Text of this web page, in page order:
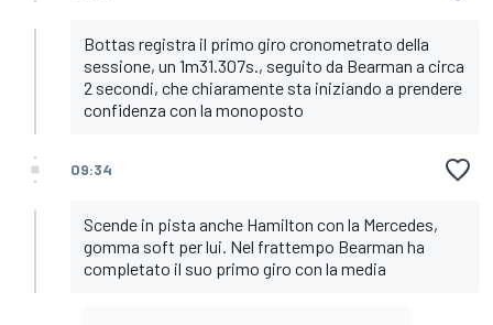
Bottas registra il primo giro cronometrato della
sessione, un 1m31.307s., seguito da Bearman a circa
2 secondi, che chiaramente sta iniziando a prendere
confidenza con la monoposto
09:34
Scende in pista anche Hamilton con la Mercedes,
gomma soft per lui. Nel frattempo Bearman ha
completato il suo primo giro con la media